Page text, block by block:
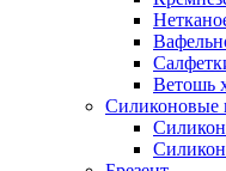
Ветошь
Силиконовые